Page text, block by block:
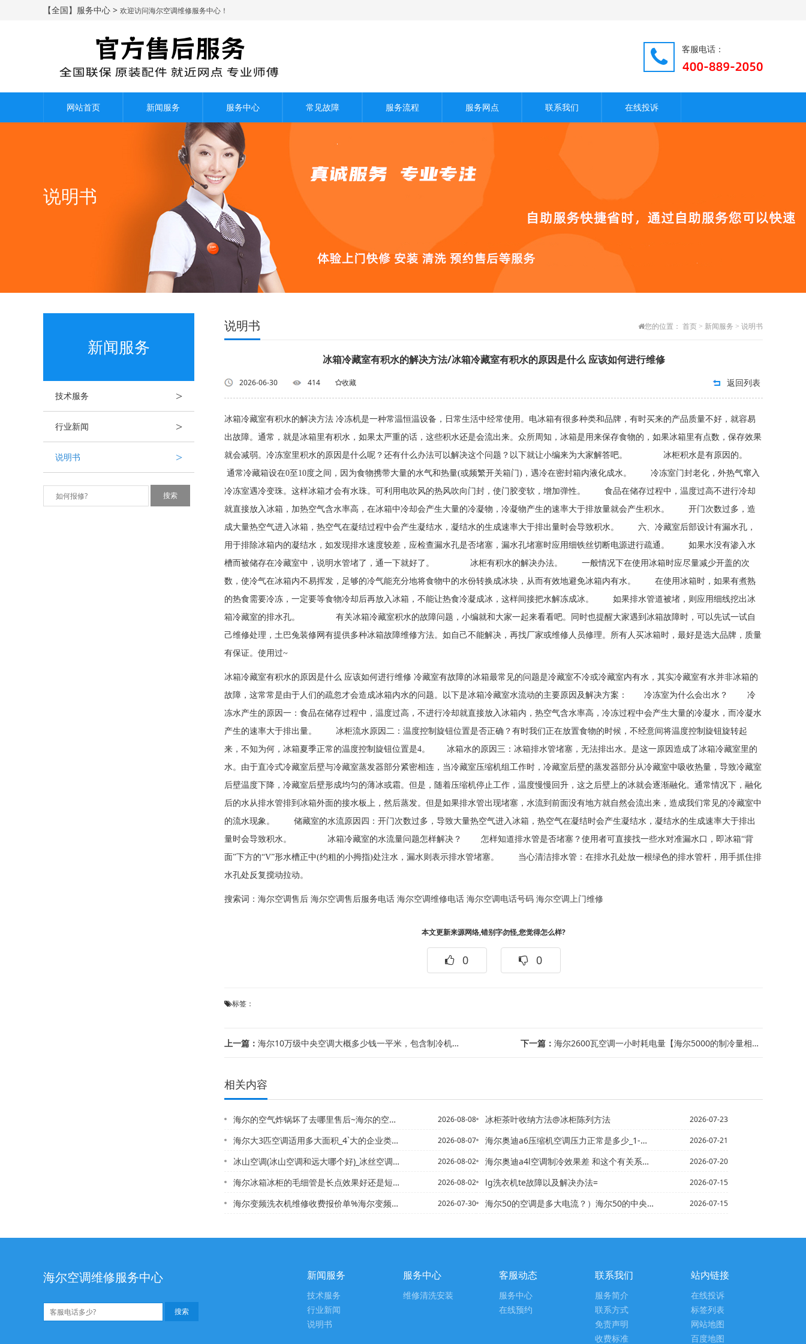
【全国】服务中心 > 欢迎访问海尔空调维修服务中心！
客服电话：
网站首页 新闻服务 服务中心 常见故障 服务流程 服务网点 联系我们 在线投诉
说明书
新闻服务
技术服务 >
行业新闻 >
说明书 >
说明书 您的位置： 首页 > 新闻服务 > 说明书
冰箱冷藏室有积水的解决方法/冰箱冷藏室有积水的原因是什么 应该如何进行维修
2026-06-30 414 收藏 返回列表
冰箱冷藏室有积水的解决方法 冷冻机是一种常温恒温设备，日常生活中经常使用。电冰箱有很多种类和品牌，有时买来的产品质量不好，就容易
出故障。通常，就是冰箱里有积水，如果太严重的话，这些积水还是会流出来。众所周知，冰箱是用来保存食物的，如果冰箱里有点数，保存效果
就会减弱。冷冻室里积水的原因是什么呢？还有什么办法可以解决这个问题？以下就让小编来为大家解答吧。 冰柜积水是有原因的。
通常冷藏箱设在0至10度之间，因为食物携带大量的水气和热量(或频繁开关箱门)，遇冷在密封箱内液化成水。 冷冻室门封老化，外热气窜入
冷冻室遇冷变珠。这样冰箱才会有水珠。可利用电吹风的热风吹向门封，使门胶变软，增加弹性。 食品在储存过程中，温度过高不进行冷却
就直接放入冰箱，加热空气含水率高，在冰箱中冷却会产生大量的冷凝物，冷凝物产生的速率大于排放量就会产生积水。 开门次数过多，造
成大量热空气进入冰箱，热空气在凝结过程中会产生凝结水，凝结水的生成速率大于排出量时会导致积水。 六、冷藏室后部设计有漏水孔，
用于排除冰箱内的凝结水，如发现排水速度较差，应检查漏水孔是否堵塞，漏水孔堵塞时应用细铁丝切断电源进行疏通。 如果水没有渗入水
槽而被储存在冷藏室中，说明水管堵了，通一下就好了。 冰柜有积水的解决办法。 一般情况下在使用冰箱时应尽量减少开盖的次
数，使冷气在冰箱内不易挥发，足够的冷气能充分地将食物中的水份转换成冰块，从而有效地避免冰箱内有水。 在使用冰箱时，如果有煮熟
的热食需要冷冻，一定要等食物冷却后再放入冰箱，不能让热食冷凝成冰，这样间接把水解冻成冰。 如果排水管道被堵，则应用细线挖出冰
箱冷藏室的排水孔。 有关冰箱冷藏室积水的故障问题，小编就和大家一起来看看吧。同时也提醒大家遇到冰箱故障时，可以先试一试自
己维修处理，土巴兔装修网有提供多种冰箱故障维修方法。如自己不能解决，再找厂家或维修人员修理。所有人买冰箱时，最好是选大品牌，质量
有保证。使用过~
冰箱冷藏室有积水的原因是什么 应该如何进行维修 冷藏室有故障的冰箱最常见的问题是冷藏室不冷或冷藏室内有水，其实冷藏室有水并非冰箱的
故障，这常常是由于人们的疏忽才会造成冰箱内水的问题。以下是冰箱冷藏室水流动的主要原因及解决方案： 冷冻室为什么会出水？ 冷
冻水产生的原因一：食品在储存过程中，温度过高，不进行冷却就直接放入冰箱内，热空气含水率高，冷冻过程中会产生大量的冷凝水，而冷凝水
产生的速率大于排出量。 冰柜流水原因二：温度控制旋钮位置是否正确？有时我们正在放置食物的时候，不经意间将温度控制旋钮旋转起
来，不知为何，冰箱夏季正常的温度控制旋钮位置是4。 冰箱水的原因三：冰箱排水管堵塞，无法排出水。是这一原因造成了冰箱冷藏室里的
水。由于直冷式冷藏室后壁与冷藏室蒸发器部分紧密相连，当冷藏室压缩机组工作时，冷藏室后壁的蒸发器部分从冷藏室中吸收热量，导致冷藏室
后壁温度下降，冷藏室后壁形成均匀的薄冰或霜。但是，随着压缩机停止工作，温度慢慢回升，这之后壁上的冰就会逐渐融化。通常情况下，融化
后的水从排水管排到冰箱外面的接水板上，然后蒸发。但是如果排水管出现堵塞，水流到前面没有地方就自然会流出来，造成我们常见的冷藏室中
的流水现象。 储藏室的水流原因四：开门次数过多，导致大量热空气进入冰箱，热空气在凝结时会产生凝结水，凝结水的生成速率大于排出
量时会导致积水。 冰箱冷藏室的水流量问题怎样解决？ 怎样知道排水管是否堵塞？使用者可直接找一些水对准漏水口，即冰箱“背
面”下方的“V”形水槽正中(约粗的小拇指)处注水，漏水则表示排水管堵塞。 当心清洁排水管：在排水孔处放一根绿色的排水管杆，用手抓住排
水孔处反复搅动拉动。
搜索词： 海尔空调售后 海尔空调售后服务电话 海尔空调维修电话 海尔空调电话号码 海尔空调上门维修
本文更新来源网络,错别字勿怪,您觉得怎么样?
0 0
标签：
上一篇： 海尔10万级中央空调大概多少钱一平米，包含制冷机，设计费用，大概一千平米！！！急... 下一篇： 海尔2600瓦空调一小时耗电量【海尔5000的制冷量相当是几p的空调？_6
相关内容
海尔的空气炸锅坏了去哪里售后~海尔的空气炸锅坏了去哪里售后维修 2026-08-08
海尔大3匹空调适用多大面积_4`大的企业类别 - 搜狗问问 2026-08-07
冰山空调(冰山空调和远大哪个好)_冰丝空调裤(冰丝空调裤男) 2026-08-02
海尔冰箱冰柜的毛细管是长点效果好还是短点效果好？-海尔冰箱的制冷循环系统-单循环... 2026-08-02
海尔变频洗衣机维修收费报价单%海尔变频洗衣机维修收费报价单图片最新收费标准 2026-07-30
冰柜茶叶收纳方法@冰柜陈列方法 2026-07-23
海尔奥迪a6压缩机空调压力正常是多少_1-海尔奥迪A62.4空调压力温度传感器在... 2026-07-21
海尔奥迪a4l空调制冷效果差 和这个有关系吗 在什么位置这个传感器_4，海尔奥迪... 2026-07-20
lg洗衣机te故障以及解决办法= 2026-07-15
海尔50的空调是多大电流？）海尔50的中央空调相当于多大功率的空调- 2026-07-15
海尔空调维修服务中心 新闻服务
技术服务
行业新闻
说明书
服务中心
维修清洗安装
客服动态
服务中心
在线预约
联系我们
服务简介
联系方式
免责声明
收费标准
站内链接
在线投诉
标签列表
网站地图
百度地图